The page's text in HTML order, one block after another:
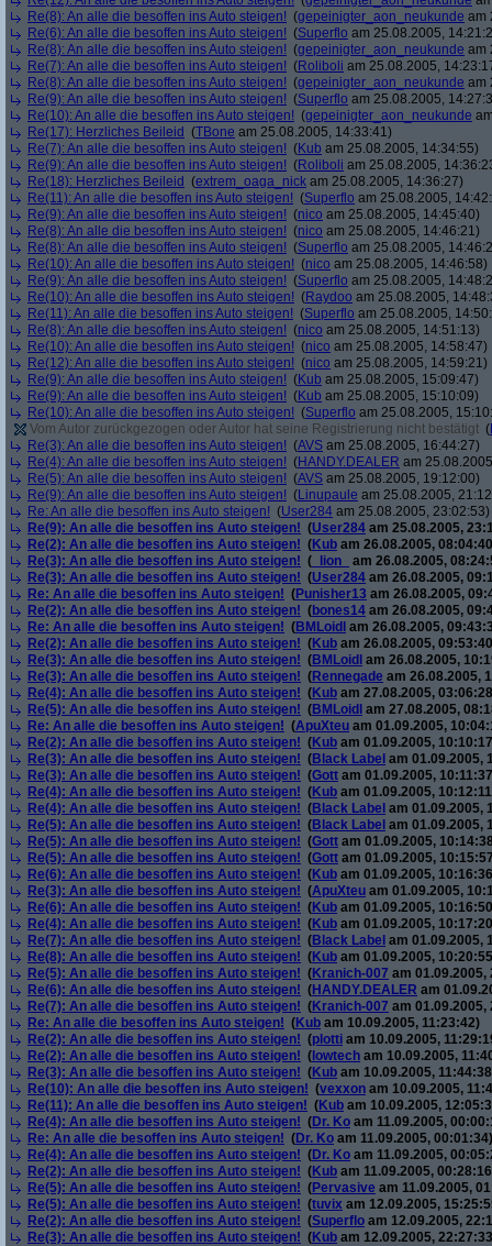
Re(8): An alle die besoffen ins Auto steigen! (gepeinigter_aon_neukunde am
Re(6): An alle die besoffen ins Auto steigen! (Superflo am 25.08.2005,
Re(8): An alle die besoffen ins Auto steigen! (gepeinigter_aon_neukunde am
Re(7): An alle die besoffen ins Auto steigen! (Roliboli am 25.08.2005,
Re(8): An alle die besoffen ins Auto steigen! (gepeinigter_aon_neukunde am
Re(9): An alle die besoffen ins Auto steigen! (Superflo am 25.08.2005,
Re(10): An alle die besoffen ins Auto steigen! (gepeinigter_aon_neukunde
Re(17): Herzliches Beileid (TBone am 25.08.2005, 14:33:41)
Re(7): An alle die besoffen ins Auto steigen! (Kub am 25.08.2005, 14:34:55)
Re(9): An alle die besoffen ins Auto steigen! (Roliboli am 25.08.2005,
Re(18): Herzliches Beileid (extrem_oaga_nick am 25.08.2005, 14:36:27)
Re(11): An alle die besoffen ins Auto steigen! (Superflo am 25.08.2005,
Re(9): An alle die besoffen ins Auto steigen! (nico am 25.08.2005, 14:45:40)
Re(8): An alle die besoffen ins Auto steigen! (nico am 25.08.2005, 14:46:21)
Re(8): An alle die besoffen ins Auto steigen! (Superflo am 25.08.2005,
Re(10): An alle die besoffen ins Auto steigen! (nico am 25.08.2005, 14:46:58)
Re(9): An alle die besoffen ins Auto steigen! (Superflo am 25.08.2005,
Re(10): An alle die besoffen ins Auto steigen! (Raydoo am 25.08.2005,
Re(11): An alle die besoffen ins Auto steigen! (Superflo am 25.08.2005,
Re(8): An alle die besoffen ins Auto steigen! (nico am 25.08.2005, 14:51:13)
Re(10): An alle die besoffen ins Auto steigen! (nico am 25.08.2005, 14:58:47)
Re(12): An alle die besoffen ins Auto steigen! (nico am 25.08.2005, 14:59:21)
Re(9): An alle die besoffen ins Auto steigen! (Kub am 25.08.2005, 15:09:47)
Re(9): An alle die besoffen ins Auto steigen! (Kub am 25.08.2005, 15:10:09)
Re(10): An alle die besoffen ins Auto steigen! (Superflo am 25.08.2005,
Vom Autor zurückgezogen oder Autor hat seine Registrierung nicht bestätigt (
Re(3): An alle die besoffen ins Auto steigen! (AVS am 25.08.2005, 16:44:27)
Re(4): An alle die besoffen ins Auto steigen! (HANDY.DEALER am
Re(5): An alle die besoffen ins Auto steigen! (AVS am 25.08.2005, 19:12:00)
Re(9): An alle die besoffen ins Auto steigen! (Linupaule am 25.08.2005,
Re: An alle die besoffen ins Auto steigen! (User284 am 25.08.2005, 23:02:53)
Re(9): An alle die besoffen ins Auto steigen! (User284 am 25.08.2005,
Re(2): An alle die besoffen ins Auto steigen! (Kub am 26.08.2005,
Re(3): An alle die besoffen ins Auto steigen! ( _lion_
am 26.08.2005,
Re(3): An alle die besoffen ins Auto steigen! (User284 am 26.08.2005,
Re: An alle die besoffen ins Auto steigen! (Punisher13 am 26.08.2005,
Re(2): An alle die besoffen ins Auto steigen! (bones14 am 26.08.2005,
Re: An alle die besoffen ins Auto steigen! (BMLoidl am 26.08.2005,
Re(2): An alle die besoffen ins Auto steigen! (Kub am 26.08.2005,
Re(3): An alle die besoffen ins Auto steigen! (BMLoidl am 26.08.2005,
Re(3): An alle die besoffen ins Auto steigen! (Rennegade am 26.08.2005,
Re(4): An alle die besoffen ins Auto steigen! (Kub am 27.08.2005,
Re(5): An alle die besoffen ins Auto steigen! (BMLoidl am 27.08.2005,
Re: An alle die besoffen ins Auto steigen! (ApuXteu am 01.09.2005,
Re(2): An alle die besoffen ins Auto steigen! (Kub am 01.09.2005,
Re(3): An alle die besoffen ins Auto steigen! (Black Label am 01.09.2005,
Re(3): An alle die besoffen ins Auto steigen! (Gott am 01.09.2005,
Re(4): An alle die besoffen ins Auto steigen! (Kub am 01.09.2005,
Re(4): An alle die besoffen ins Auto steigen! (Black Label am 01.09.2005,
Re(5): An alle die besoffen ins Auto steigen! (Black Label am 01.09.2005,
Re(5): An alle die besoffen ins Auto steigen! (Gott am 01.09.2005,
Re(5): An alle die besoffen ins Auto steigen! (Gott am 01.09.2005,
Re(6): An alle die besoffen ins Auto steigen! (Kub am 01.09.2005,
Re(3): An alle die besoffen ins Auto steigen! (ApuXteu am 01.09.2005,
Re(6): An alle die besoffen ins Auto steigen! (Kub am 01.09.2005,
Re(4): An alle die besoffen ins Auto steigen! (Kub am 01.09.2005,
Re(7): An alle die besoffen ins Auto steigen! (Black Label am 01.09.2005,
Re(8): An alle die besoffen ins Auto steigen! (Kub am 01.09.2005,
Re(5): An alle die besoffen ins Auto steigen! (Kranich-007 am 01.09.2005,
Re(6): An alle die besoffen ins Auto steigen! (HANDY.DEALER am
Re(7): An alle die besoffen ins Auto steigen! (Kranich-007 am 01.09.2005,
Re: An alle die besoffen ins Auto steigen! (Kub am 10.09.2005, 11:23:42)
Re(2): An alle die besoffen ins Auto steigen! (plotti am 10.09.2005,
Re(2): An alle die besoffen ins Auto steigen! ( lowtech am 10.09.2005,
Re(3): An alle die besoffen ins Auto steigen! (Kub am 10.09.2005,
Re(10): An alle die besoffen ins Auto steigen! (vexxon am 10.09.2005,
Re(11): An alle die besoffen ins Auto steigen! (Kub am 10.09.2005,
Re(4): An alle die besoffen ins Auto steigen! (Dr. Ko am 11.09.2005,
Re: An alle die besoffen ins Auto steigen! (Dr. Ko am 11.09.2005, 00:01:34)
Re(4): An alle die besoffen ins Auto steigen! (Dr. Ko am 11.09.2005,
Re(2): An alle die besoffen ins Auto steigen! (Kub am 11.09.2005,
Re(5): An alle die besoffen ins Auto steigen! (Pervasive am 11.09.2005,
Re(5): An alle die besoffen ins Auto steigen! (tuvix am 12.09.2005,
Re(2): An alle die besoffen ins Auto steigen! (Superflo am 12.09.2005,
Re(3): An alle die besoffen ins Auto steigen! (Kub am 12.09.2005,